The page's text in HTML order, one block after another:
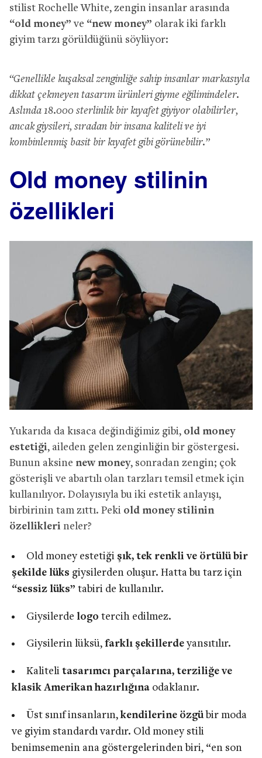
stilist Rochelle White, zengin insanlar arasında
“old money” ve “new money” olarak iki farklı
giyim tarzı görüldüğünü söylüyor:
“Genellikle kuşaksal zenginliğe sahip insanlar markasıyla
dikkat çekmeyen tasarım ürünleri giyme eğilimindeler.
Aslında 18.000 sterlinlik bir kıyafet giyiyor olabilirler,
ancak giysileri, sıradan bir insana kaliteli ve iyi
kombinlenmiş basit bir kıyafet gibi görünebilir.”
Old money stilinin
özellikleri
Yukarıda da kısaca değindiğimiz gibi, old money
estetiği, aileden gelen zenginliğin bir göstergesi.
Bunun aksine new money, sonradan zengin; çok
gösterişli ve abartılı olan tarzları temsil etmek için
kullanılıyor. Dolayısıyla bu iki estetik anlayışı,
birbirinin tam zıttı. Peki old money stilinin
özellikleri neler?
Old money estetiği şık, tek renkli ve örtülü bir
şekilde lüks giysilerden oluşur. Hatta bu tarz için
“sessiz lüks” tabiri de kullanılır.
Giysilerde logo tercih edilmez.
Giysilerin lüksü, farklı şekillerdeyansıtılır.
Kaliteli tasarımcı parçalarına, terziliğe ve
klasik Amerikan hazırlığına odaklanır.
Üst sınıf insanların, kendilerine özgübir moda
ve giyim standardı vardır. Old money stili
benimsemenin ana göstergelerinden biri, “en son